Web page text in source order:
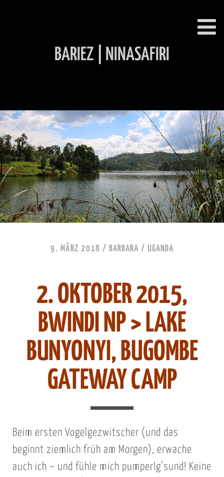
9. MÄRZ 2018 / BARBARA / UGANDA
2. OKTOBER 2015,
BWINDI NP > LAKE
BUNYONYI, BUGOMBE
GATEWAY CAMP
Beim ersten Vogelgezwitscher (und das
beginnt ziemlich früh am Morgen), erwache
auch ich – und fühle mich pumperlg’sund! Keine
BARIEZ | NINASAFIRI